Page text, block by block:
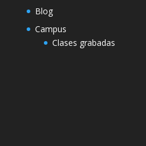
Blog
Campus
Clases grabadas